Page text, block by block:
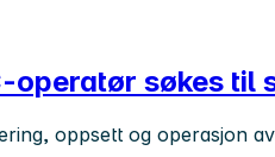
operatør søkes til
oppsett og operasjon